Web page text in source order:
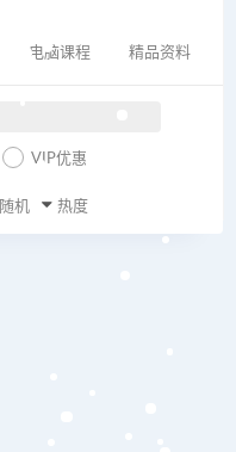
电脑课程 精品资料
VIP优惠
随机 热度